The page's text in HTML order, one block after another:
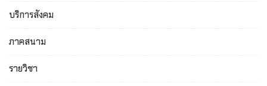
บริการสังคม
ภาคสนาม
รายวิชา